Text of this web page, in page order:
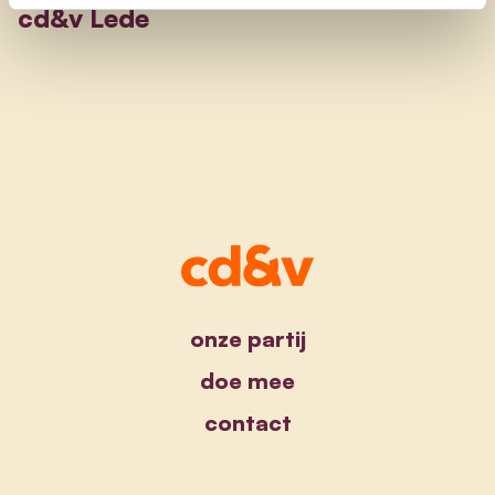
cd&v Lede
onze partij
doe mee
contact